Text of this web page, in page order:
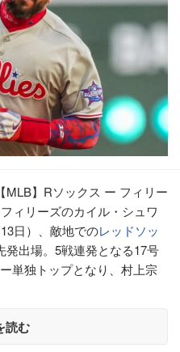
MLB】Rソックス ー フィリー
ィリーズのカイル・シュワ
日）、敵地でのレッドソッ
出場。5戦連発となる17号
単独トップとなり、村上宗
読む